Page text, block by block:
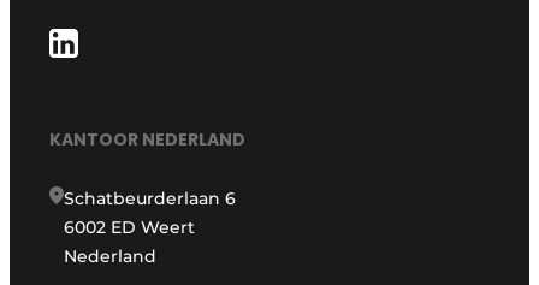
KANTOOR NEDERLAND
Schatbeurderlaan 6
6002 ED Weert
Nederland